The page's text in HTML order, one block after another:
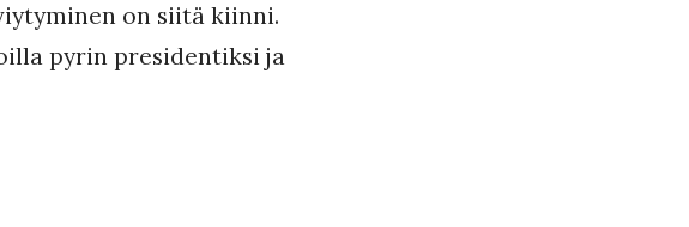
on siitä kiinni.
pyrin presidentiksi ja